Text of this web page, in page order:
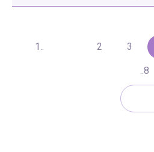
1.. 2 3
..8